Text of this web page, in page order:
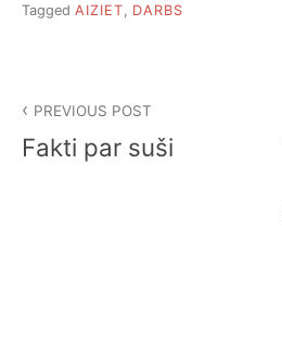
Tagged AIZIET DARBS
izvēlne
PREVIOUS POST
Fakti par suši